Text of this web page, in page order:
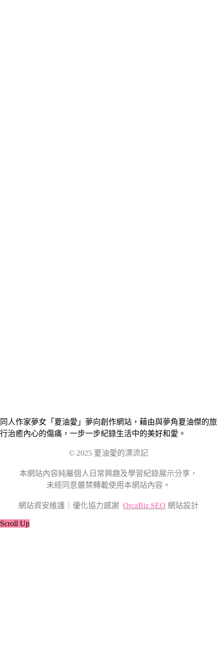
同人作家夢女「夏油愛」夢向創作網站，藉由與夢角夏油傑的旅
行治癒內心的傷痛，一步一步紀錄生活中的美好和愛。
© 2025 夏油愛的漂流記
本網站內容純屬個人日常興趣及學習紀錄展示分享，
未經同意嚴禁轉載使用本網站內容。
網站資安維護｜優化協力感謝 OrcaBiz SEO 網站設計
Scroll Up